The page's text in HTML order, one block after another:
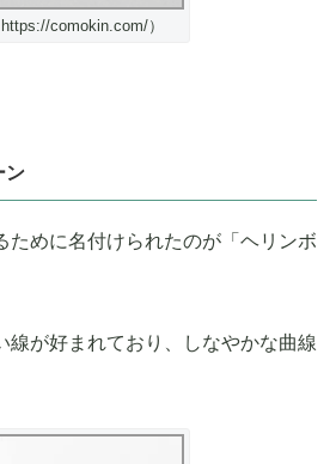
comokin.com/）
ン
ために名付けられたのが「ヘリンボ
線が好まれており、しなやかな曲線